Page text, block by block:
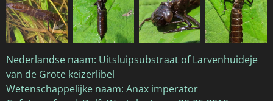
Nederlandse naam: Uitsluipsubstraat of Larvenhuideje
van de Grote keizerlibel
Wetenschappelijke naam: Anax imperator